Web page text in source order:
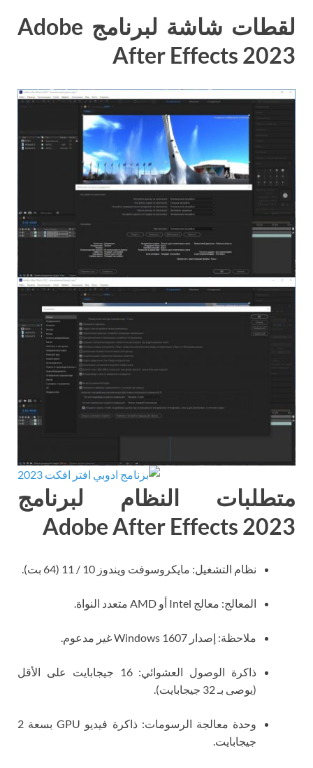
لقطات شاشة لبرنامج Adobe
After Effects 2023
متطلبات النظام لبرنامج
Adobe After Effects 2023
نظام التشغيل: مايكروسوفت ويندوز 10 / 11 (64 بت).
المعالج: معالج Intel أو AMD متعدد النواة.
ملاحظة: إصدار Windows 1607 غير مدعوم.
ذاكرة الوصول العشوائي: 16 جيجابايت على الأقل
(يوصى بـ 32 جيجابايت).
وحدة معالجة الرسومات: ذاكرة فيديو GPU بسعة 2
جيجابايت.